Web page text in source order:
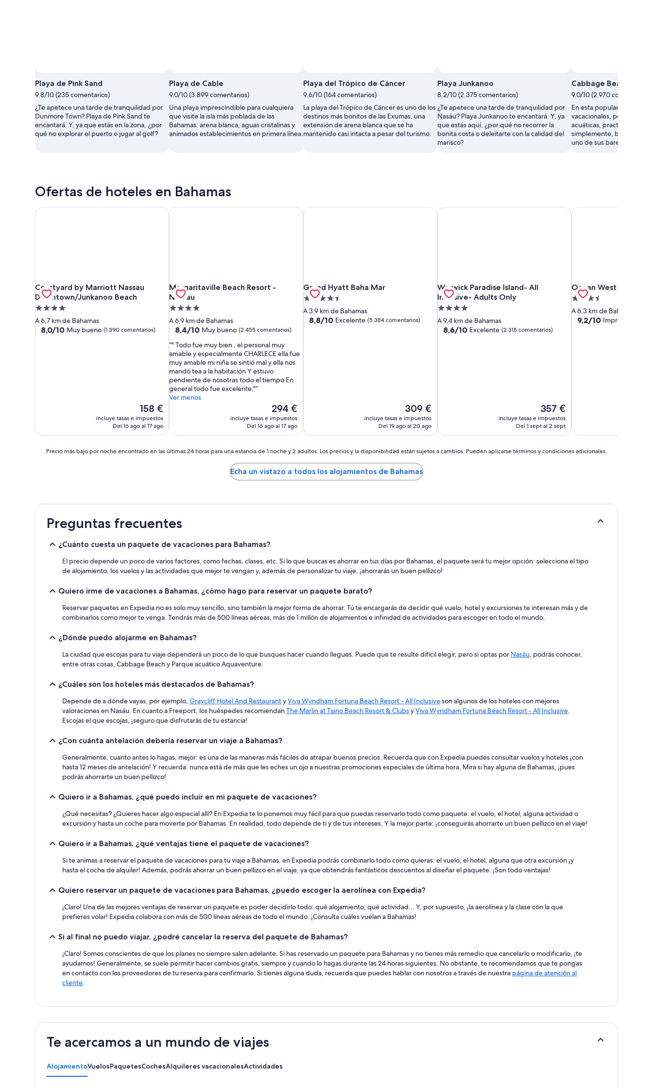
Playa de Pink Sand
9.8/10 (235 comentarios)
¿Te apetece una tarde de tranquilidad por
Dunmore Town? Playa de Pink Sand te
encantará. Y, ya que estás en la zona, ¿por
qué no explorar el puerto o jugar al golf?
Playa de Cable
9.0/10 (3.899 comentarios)
Una playa imprescindible para cualquiera
que visite la isla más poblada de las
Bahamas: arena blanca, aguas cristalinas y
animados establecimientos en primera línea.
Playa del Trópico de Cáncer
9.6/10 (164 comentarios)
La playa del Trópico de Cáncer es uno de los
destinos más bonitos de las Exumas, una
extensión de arena blanca que se ha
mantenido casi intacta a pesar del turismo.
Playa Junkanoo
8.2/10 (2.375 comentarios)
¿Te apetece una tarde de tranquilidad por
Nasáu? Playa Junkanoo te encantará. Y, ya
que estás aquí, ¿por qué no recorrer la
bonita costa o deleitarte con la calidad del
marisco?
Cabbage Beach
9.0/10 (2.970 comentarios)
En esta popular playa,
vacacionales, podrás
acuáticas, practicar
simplemente, broncearte
uno de sus bares.
Ofertas de hoteles en Bahamas
Courtyard by Marriott Nassau
Downtown/Junkanoo Beach
Courtyard by Marriott Nassau Downtown/Junkanoo Beach
Alojamiento
de
4.0 estrellas
A 6,7 km de Bahamas
8.0
8,0/10 Muy bueno (1.390 comentarios)
El
precio
actual
158 €
158 €
incluye tasas e impuestos
Del 16 ago al 17 ago
Courtyard by Marriott Nassau Downtown/Junkanoo Beach
Margaritaville Beach Resort -
Nassau
Margaritaville Beach Resort - Nassau
Alojamiento
de
4.0 estrellas
A 6,9 km de Bahamas
8.4
10,
Muy
bueno,
(2.455 comentarios)
8,4/10 Muy bueno (2.455 comentarios)
" Todo fue muy bien , el personal muy
amable y especialmente CHARLECE ella fue
muy amable mi niña se sintió mal y ella nos
mandó tea a la habitación Y estuvo
pendiente de nosotras todo el tiempo En
general todo fue excelente."
Ver menos
El
precio
actual
294 €
294 €
incluye tasas e impuestos
Del 16 ago al 17 ago
Margaritaville Beach Resort - Nassau
Grand Hyatt Baha Mar
Grand Hyatt Baha Mar
Alojamiento
de
4.5 estrellas
A 3,9 km de Bahamas
8.8
8,8/10 Excelente (5.384 comentarios)
El
precio
actual
309 €
309 €
incluye tasas e impuestos
Del 19 ago al 20 ago
Grand Hyatt Baha Mar
Warwick Paradise Island- All
Inclusive- Adults Only
Warwick Paradise Island- All Inclusive- Adults Only
Alojamiento
de
4.0 estrellas
A 9,4 km de Bahamas
8.6
8,6/10 Excelente (2.315 comentarios)
El
precio
actual
357 €
357 €
incluye tasas e impuestos
Del 1 sept al 2 sept
Warwick Paradise Island- All Inclusive- Adults Only
Ocean West
Ocean West Boutique
Alojamiento
de
3.5 estrellas
A 6,3 km de Bahamas
9.2
9,2/10 Impresionante
Ocean West Boutique
Precio
en
las
últimas
24 horas
2 adultos.
disponibilidad
aplicarse
condiciones
adicionales.
Precio más bajo por noche encontrado en las últimas 24 horas para una estancia de 1 noche y 2 adultos. Los precios y la disponibilidad están sujetos a cambios. Pueden aplicarse términos y condiciones adicionales.
Echa un vistazo a todos los alojamientos de Bahamas
Preguntas frecuentes
¿Cuánto cuesta un paquete de vacaciones para Bahamas?
El precio depende un poco de varios factores, como fechas, clases, etc. Si lo que buscas es ahorrar en tus días por Bahamas, el paquete será tu mejor opción: selecciona el tipo
de alojamiento, los vuelos y las actividades que mejor te vengan y, además de personalizar tu viaje, ¡ahorrarás un buen pellizco!
Quiero irme de vacaciones a Bahamas, ¿cómo hago para reservar un paquete barato?
Reservar paquetes en Expedia no es solo muy sencillo, sino también la mejor forma de ahorrar. Tú te encargarás de decidir qué vuelo, hotel y excursiones te interesan más y de
combinarlos como mejor te venga. Tendrás más de 500 líneas aéreas, más de 1 millón de alojamientos e infinidad de actividades para escoger en todo el mundo.
¿Dónde puedo alojarme en Bahamas?
La ciudad que escojas para tu viaje dependerá un poco de lo que busques hacer cuando llegues. Puede que te resulte difícil elegir, pero si optas por Nasáu, podrás conocer,
entre otras cosas, Cabbage Beach y Parque acuático Aquaventure.
¿Cuáles son los hoteles más destacados de Bahamas?
Depende de a dónde vayas, por ejemplo, Graycliff Hotel And RestaurantyViva Wyndham Fortuna Beach Resort - All Inclusiveson algunos de los hoteles con mejores
valoraciones en Nasáu. En cuanto a Freeport, los huéspedes recomiendanThe Marlin at Taino Beach Resort & ClubsyViva Wyndham Fortuna Beach Resort - All Inclusive.
Escojas el que escojas, ¡seguro que disfrutarás de tu estancia!
¿Con cuánta antelación debería reservar un viaje a Bahamas?
Generalmente, cuanto antes lo hagas, mejor: es una de las maneras más fáciles de atrapar buenos precios. Recuerda que con Expedia puedes consultar vuelos y hoteles ¡con
hasta 12 meses de antelación! Y recuerda: nunca está de más que les eches un ojo a nuestras promociones especiales de última hora. Mira si hay alguna de Bahamas, ¡pues
podrás ahorrarte un buen pellizco!
Quiero ir a Bahamas, ¿qué puedo incluir en mi paquete de vacaciones?
¿Qué necesitas? ¿Quieres hacer algo especial allí? En Expedia te lo ponemos muy fácil para que puedas reservarlo todo como paquete: el vuelo, el hotel, alguna actividad o
excursión y hasta un coche para moverte por Bahamas. En realidad, todo depende de ti y de tus intereses. Y la mejor parte: ¡conseguirás ahorrarte un buen pellizco en el viaje!
Quiero ir a Bahamas, ¿qué ventajas tiene el paquete de vacaciones?
Si te animas a reservar el paquete de vacaciones para tu viaje a Bahamas, en Expedia podrás combinarlo todo como quieras: el vuelo, el hotel, alguna que otra excursión ¡y
hasta el coche de alquiler! Además, podrás ahorrar un buen pellizco en el viaje, ya que obtendrás fantásticos descuentos al diseñar el paquete. ¡Son todo ventajas!
Quiero reservar un paquete de vacaciones para Bahamas, ¿puedo escoger la aerolínea con Expedia?
¡Claro! Una de las mejores ventajas de reservar un paquete es poder decidirlo todo: qué alojamiento, qué actividad... Y, por supuesto, ¡la aerolínea y la clase con la que
prefieres volar! Expedia colabora con más de 500 líneas aéreas de todo el mundo. ¡Consulta cuáles vuelan a Bahamas!
Si al final no puedo viajar, ¿podré cancelar la reserva del paquete de Bahamas?
¡Claro! Somos conscientes de que los planes no siempre salen adelante. Si has reservado un paquete para Bahamas y no tienes más remedio que cancelarlo o modificarlo, ¡te
ayudamos! Generalmente, se suele permitir hacer cambios gratis, siempre y cuando lo hagas durante las 24 horas siguientes. No obstante, te recomendamos que te pongas
en contacto con los proveedores de tu reserva para confirmarlo. Si tienes alguna duda, recuerda que puedes hablar con nosotros a través de nuestra página de atención al
cliente.
Te acercamos a un mundo de viajes
AlojamientoVuelosPaquetesCochesAlquileres vacacionalesActividades